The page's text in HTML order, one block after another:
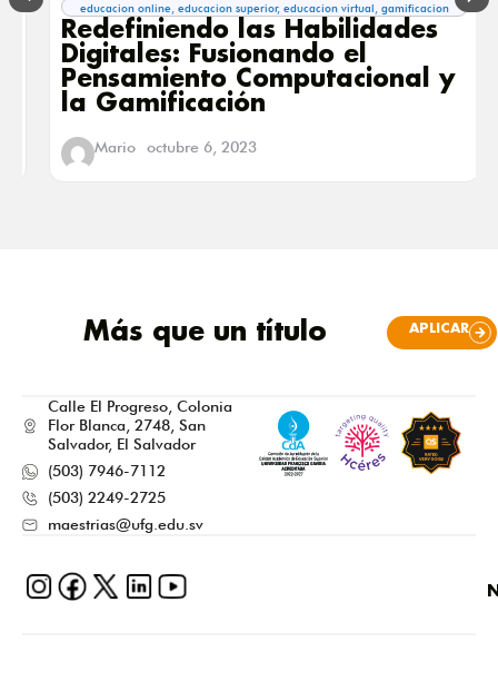
educacion online,educacion superior,educacion virtual,gamificacion
Redefiniendo las Habilidades
Digitales: Fusionando el
Pensamiento Computacional y
la Gamificación
Mario octubre 6, 2023
Más que un título APLICAR
Calle El Progreso, Colonia
Flor Blanca, 2748, San
Salvador, El Salvador
(503) 7946-7112
(503) 2249-2725
maestrias@ufg.edu.sv